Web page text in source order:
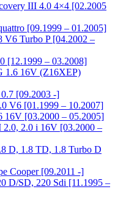
III 4.0 4×4 [02.2005
[09.1999 – 01.2005]
V6 Turbo P [04.2002 –
[12.1999 – 03.2008]
1.6 16V (Z16XEP)
[09.2003 -]
V6 [01.1999 – 10.2007]
16V [03.2000 – 05.2005]
2.0, 2.0 i 16V [03.2000 –
D, 1.8 TD, 1.8 Turbo D
Cooper [09.2011 -]
D/SD, 220 Sdi [11.1995 –